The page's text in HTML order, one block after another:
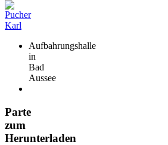
Aufbahrungshalle
in
Bad
Aussee
Parte
zum
Herunterladen